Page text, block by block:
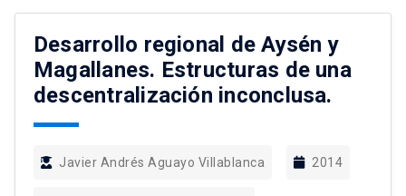
existente entre los modos de desplazamiento y
la forma urbana. Las […]
Desarrollo regional de Aysén y
Magallanes. Estructuras de una
descentralización inconclusa.
Javier Andrés Aguayo Villablanca 2014